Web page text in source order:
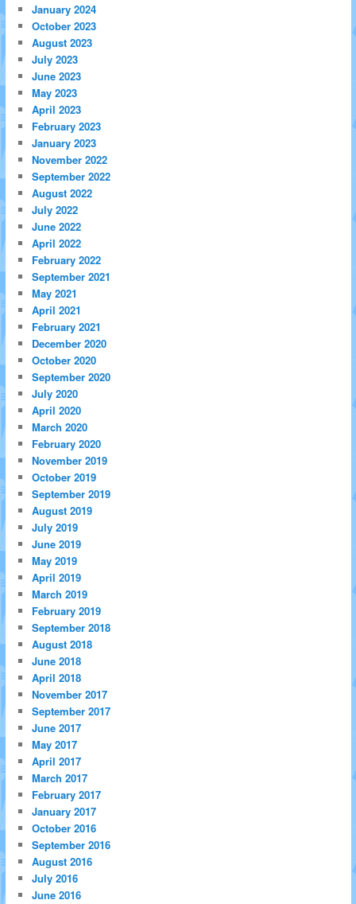
January 2024
October 2023
August 2023
July 2023
June 2023
May 2023
April 2023
February 2023
January 2023
November 2022
September 2022
August 2022
July 2022
June 2022
April 2022
February 2022
September 2021
May 2021
April 2021
February 2021
December 2020
October 2020
September 2020
July 2020
April 2020
March 2020
February 2020
November 2019
October 2019
September 2019
August 2019
July 2019
June 2019
May 2019
April 2019
March 2019
February 2019
September 2018
August 2018
June 2018
April 2018
November 2017
September 2017
June 2017
May 2017
April 2017
March 2017
February 2017
January 2017
October 2016
September 2016
August 2016
July 2016
June 2016